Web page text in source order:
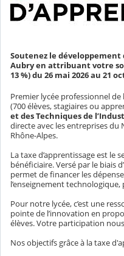
Soutenez le développement
Aubry en attribuant votre
13 %) du 26 mai 2026 au 21
Premier lycée professionnel de
(700 élèves, stagiaires ou
et des Techniques de
directe avec les entreprises du
Rhône-Alpes.
La taxe d’apprentissage est le
bénéficiaire. Versé par le biais
permet de financer les
l’enseignement
Pour notre lycée, c’est une
pointe de l’innovation en
élèves. Votre participation
Nos objectifs grâce à la taxe